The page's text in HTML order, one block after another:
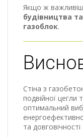
Якщо ж
будівництва
газоблок.
Стіна з
подвійної цегли
оптимальний
та